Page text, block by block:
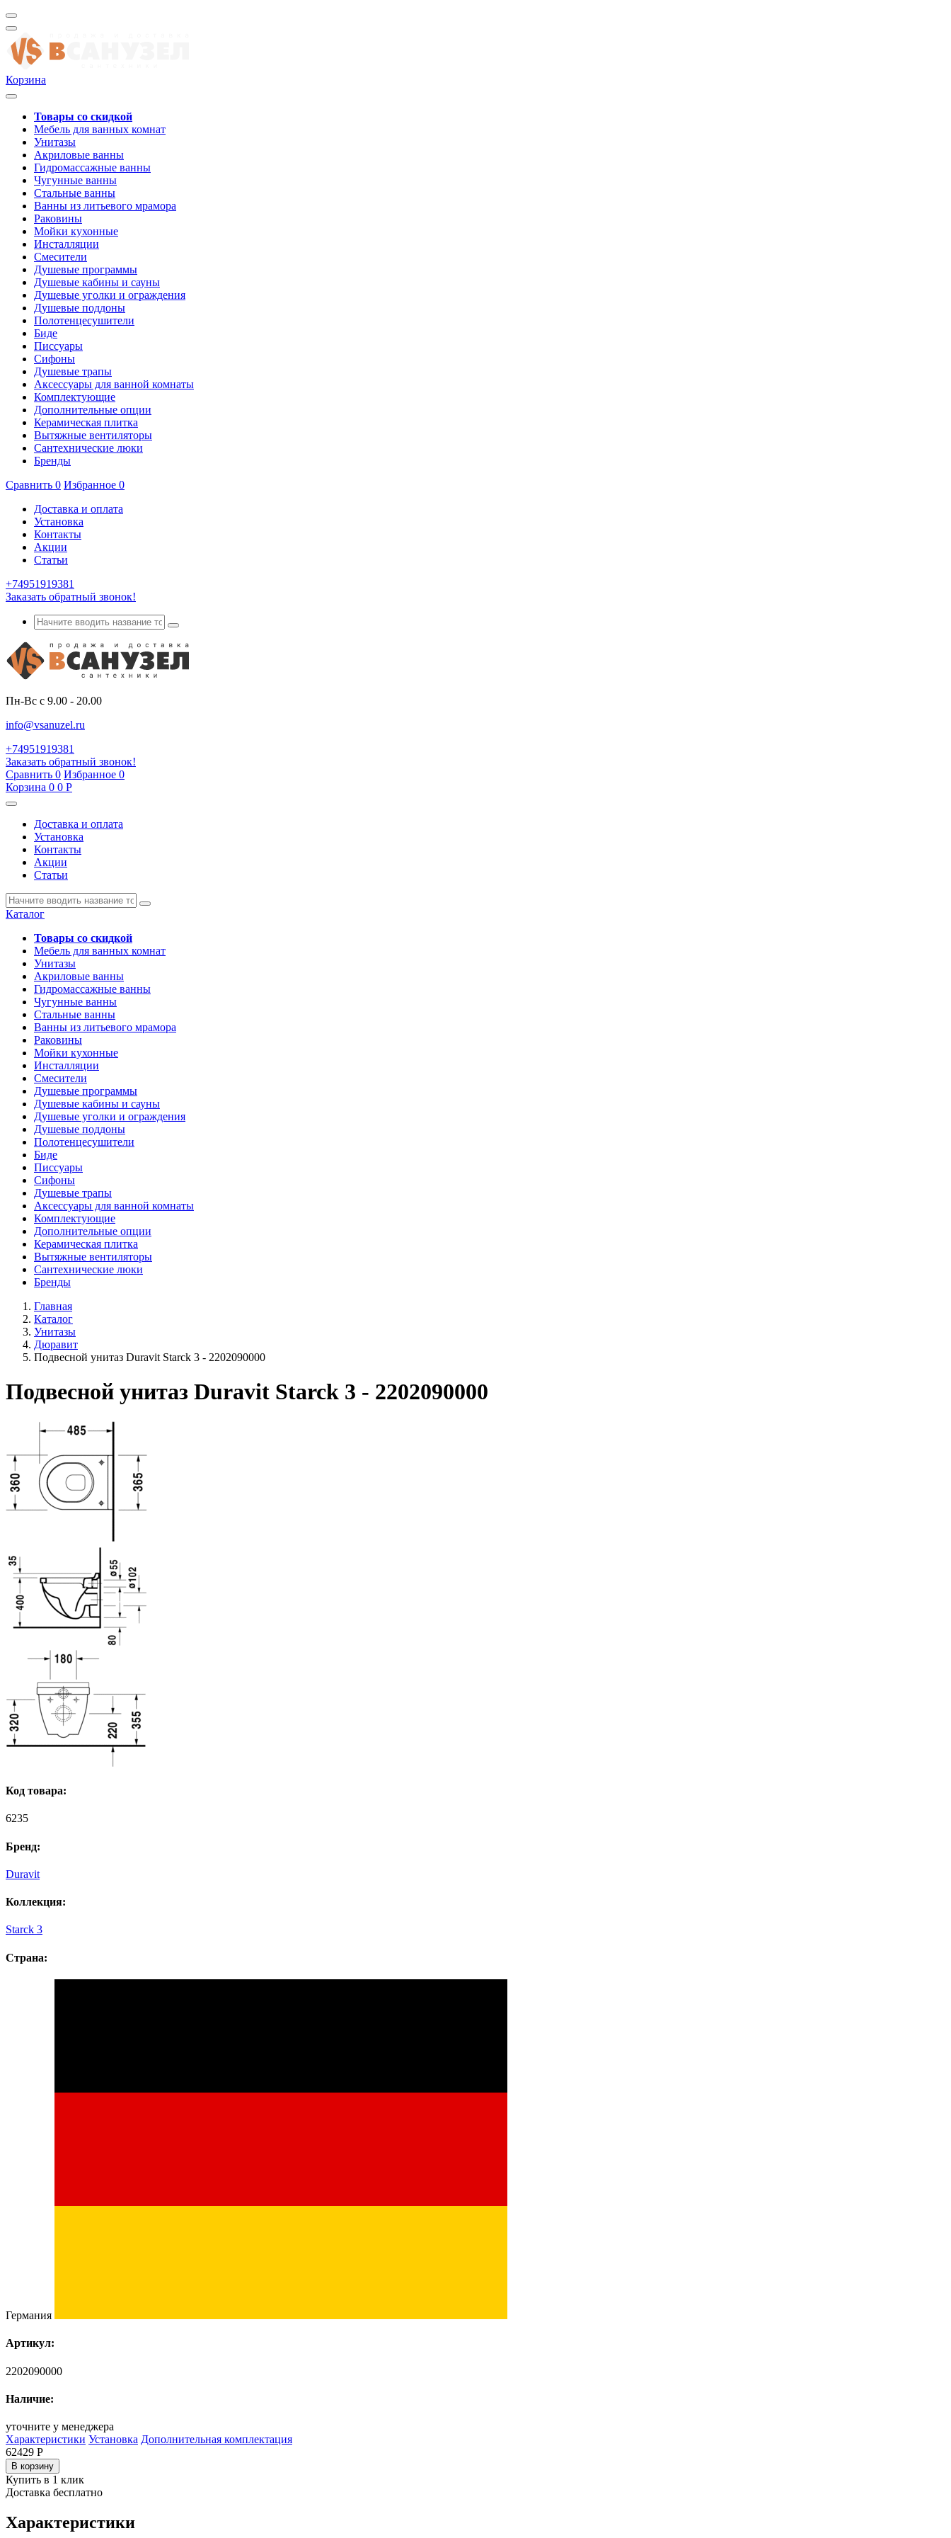
Корзина
Товары со скидкой
Мебель для ванных комнат
Унитазы
Акриловые ванны
Гидромассажные ванны
Чугунные ванны
Стальные ванны
Ванны из литьевого мрамора
Раковины
Мойки кухонные
Инсталляции
Смесители
Душевые программы
Душевые кабины и сауны
Душевые уголки и ограждения
Душевые поддоны
Полотенцесушители
Биде
Писсуары
Сифоны
Душевые трапы
Аксессуары для ванной комнаты
Комплектующие
Дополнительные опции
Керамическая плитка
Вытяжные вентиляторы
Сантехнические люки
Бренды
Сравнить 0 Избранное 0
Доставка и оплата
Установка
Контакты
Акции
Статьи
+74951919381
Заказать обратный звонок!
Пн-Вс с 9.00 - 20.00
info@vsanuzel.ru
+74951919381
Заказать обратный звонок!
Сравнить 0 Избранное 0
Корзина 0 0 Р
Доставка и оплата
Установка
Контакты
Акции
Статьи
Каталог
Товары со скидкой
Мебель для ванных комнат
Унитазы
Акриловые ванны
Гидромассажные ванны
Чугунные ванны
Стальные ванны
Ванны из литьевого мрамора
Раковины
Мойки кухонные
Инсталляции
Смесители
Душевые программы
Душевые кабины и сауны
Душевые уголки и ограждения
Душевые поддоны
Полотенцесушители
Биде
Писсуары
Сифоны
Душевые трапы
Аксессуары для ванной комнаты
Комплектующие
Дополнительные опции
Керамическая плитка
Вытяжные вентиляторы
Сантехнические люки
Бренды
Главная
Каталог
Унитазы
Дюравит
Подвесной унитаз Duravit Starck 3 - 2202090000
Подвесной унитаз Duravit Starck 3 - 2202090000
Код товара:
6235
Бренд:
Duravit
Коллекция:
Starck 3
Страна:
Германия
Артикул:
2202090000
Наличие:
уточните у менеджера
Характеристики Установка Дополнительная комплектация
62429 Р
В корзину
Купить в 1 клик
Доставка бесплатно
Характеристики